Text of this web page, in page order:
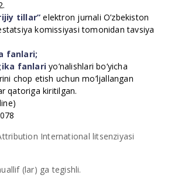
tillar” elektron jurnali O’zbekiston
komissiyasi tomonidan tavsiya
fanlari;
fanlari yo’nalishlari bo’yicha
chop etish uchun mo’ljallangan
qatoriga kiritilgan.
International litsenziyasi
(lar) ga tegishli.